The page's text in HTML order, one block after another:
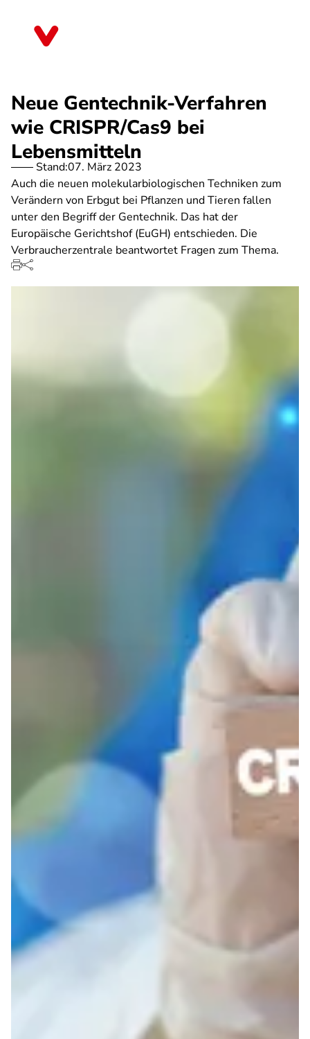
Neue Gentechnik-Verfahren
wie CRISPR/Cas9 bei
Lebensmitteln
Stand:07. März 2023
Auch die neuen molekularbiologischen Techniken zum
Verändern von Erbgut bei Pflanzen und Tieren fallen
unter den Begriff der Gentechnik. Das hat der
Europäische Gerichtshof (EuGH) entschieden. Die
Verbraucherzentrale beantwortet Fragen zum Thema.